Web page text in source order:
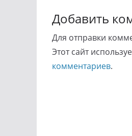
Добавить
Для отправки
Этот сайт
комментариев.